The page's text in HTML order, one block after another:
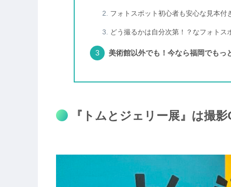
フォトスポット初心者も安心な見本付
どう撮るかは自分次第！？なフォトス
美術館以外でも！今なら福岡でもっ
『トムとジェリー展』は撮影